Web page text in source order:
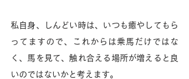
私自身、しんどい時は、いつも癒やしてもら
ってますので、これからは乗馬だけではな
く、馬を見て、触れ合える場所が増えると良
いのではないかと考えます。